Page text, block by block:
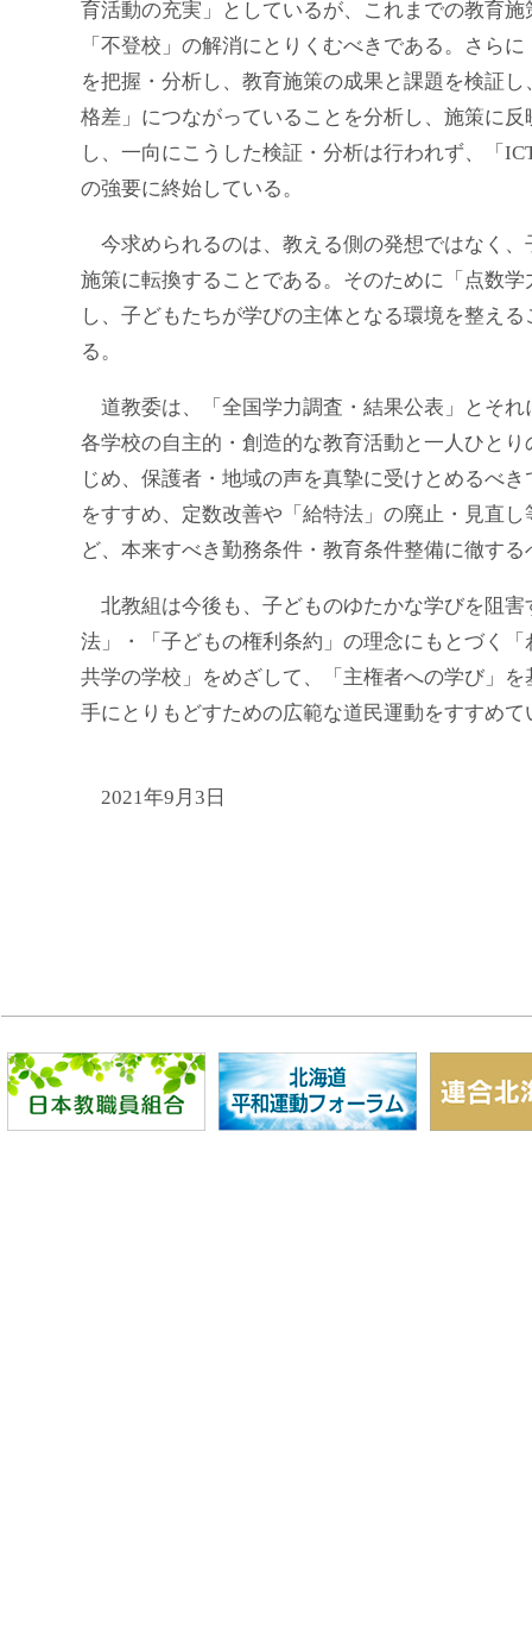
育活動の充実」としているが、これまでの教育
「不登校」の解消にとりくむべきである。さら
を把握・分析し、教育施策の成果と課題を検証
格差」につながっていることを分析し、施策に
し、一向にこうした検証・分析は行われず、「
の強要に終始している。
今求められるのは、教える側の発想ではなく
施策に転換することである。そのために「点数
し、子どもたちが学びの主体となる環境を整え
る。
道教委は、「全国学力調査・結果公表」とそ
各学校の自主的・創造的な教育活動と一人ひと
じめ、保護者・地域の声を真摯に受けとめるべ
をすすめ、定数改善や「給特法」の廃止・見直
ど、本来すべき勤務条件・教育条件整備に徹する
北教組は今後も、子どものゆたかな学びを阻
法」・「子どもの権利条約」の理念にもとづく
共学の学校」をめざして、「主権者への学び」
手にとりもどすための広範な道民運動をすすめ
2021年9月3日